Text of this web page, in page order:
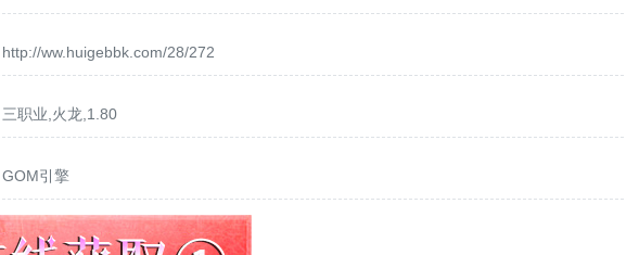
http://ww.huigebbk.com/28/272
职业,火龙,1.80
引擎